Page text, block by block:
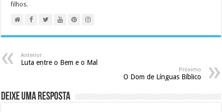
filhos.
Anterior
Luta entre o Bem e o Mal
Próximo
O Dom de Línguas Bíblico
Deixe uma resposta